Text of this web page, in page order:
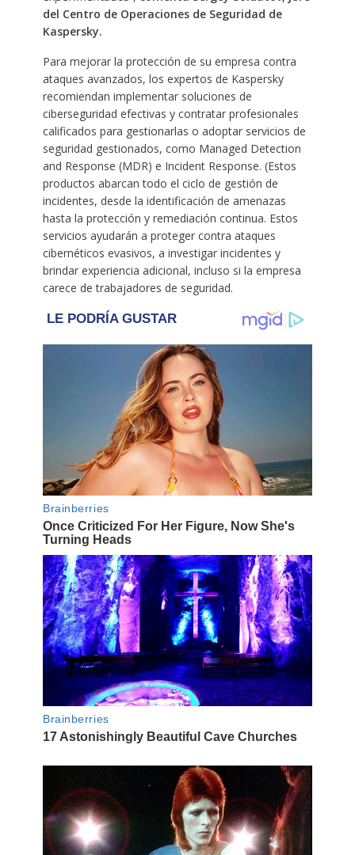
del Centro de Operaciones de Seguridad de
Kaspersky.
Para mejorar la protección de su empresa contra
ataques avanzados, los expertos de Kaspersky
recomiendan implementar soluciones de
ciberseguridad efectivas y contratar profesionales
calificados para gestionarlas o adoptar servicios de
seguridad gestionados, como Managed Detection
and Response (MDR) e Incident Response. (Estos
productos abarcan todo el ciclo de gestión de
incidentes, desde la identificación de amenazas
hasta la protección y remediación continua. Estos
servicios ayudarán a proteger contra ataques
cibernéticos evasivos, a investigar incidentes y
brindar experiencia adicional, incluso si la empresa
carece de trabajadores de seguridad.